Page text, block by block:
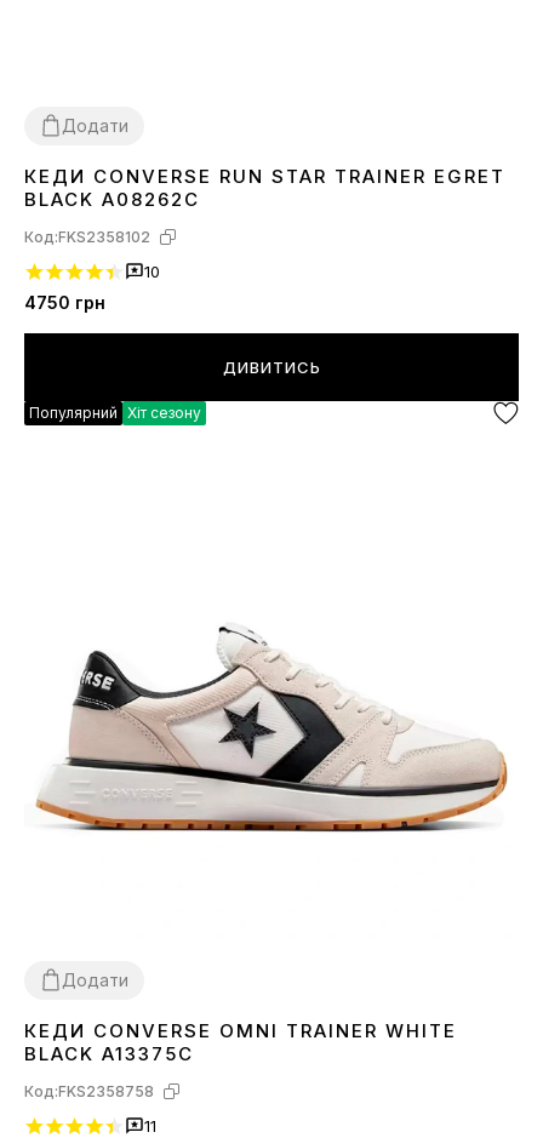
Додати
36373840 41 4244
КЕДИ CONVERSE RUN STAR TRAINER EGRET
BLACK A08262C
Код:FKS2358102
10
4750 грн
ДИВИТИСЬ
Популярний Хіт сезону
Додати
37383940 41 4244
КЕДИ CONVERSE OMNI TRAINER WHITE
BLACK A13375C
Код:FKS2358758
11